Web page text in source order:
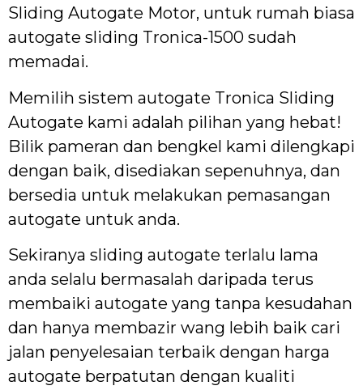
Sliding Autogate Motor, untuk rumah biasa
autogate sliding Tronica-1500 sudah
memadai.
Memilih sistem autogate Tronica Sliding
Autogate kami adalah pilihan yang hebat!
Bilik pameran dan bengkel kami dilengkapi
dengan baik, disediakan sepenuhnya, dan
bersedia untuk melakukan pemasangan
autogate untuk anda.
Sekiranya sliding autogate terlalu lama
anda selalu bermasalah daripada terus
membaiki autogate yang tanpa kesudahan
dan hanya membazir wang lebih baik cari
jalan penyelesaian terbaik dengan harga
autogate berpatutan dengan kualiti